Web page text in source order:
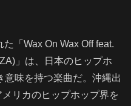
「Wax On Wax Off feat.
」は、日本のヒップホ
意味を持つ楽曲だ。沖縄出
リカのヒップホップ界を